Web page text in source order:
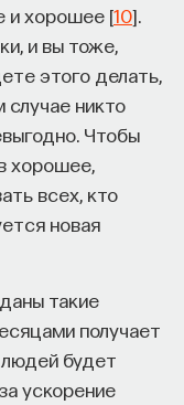
и хорошее [10].
и вы тоже,
этого делать,
случае никто
Чтобы
хорошее,
всех, кто
новая
такие
получает
будет
ускорение